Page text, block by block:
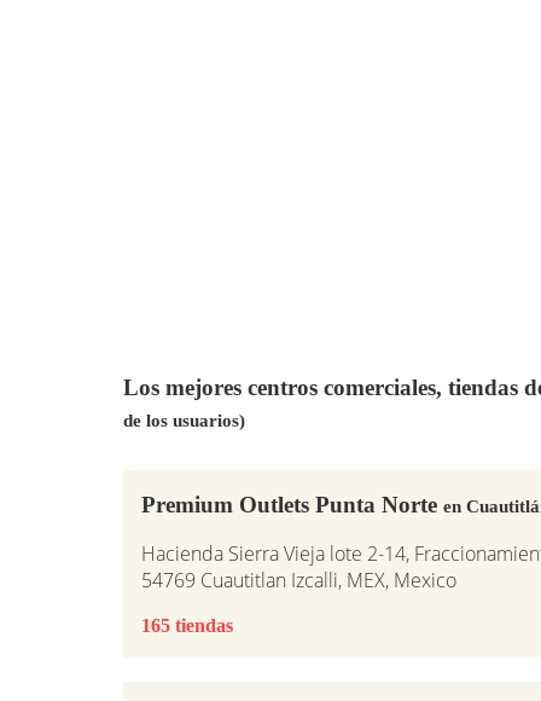
Los mejores centros comerciales, tiendas
de los usuarios)
Premium Outlets Punta Norte en
Hacienda Sierra Vieja lote 2-14,
54769 Cuautitlan Izcalli, MEX, Mexico
165 tiendas